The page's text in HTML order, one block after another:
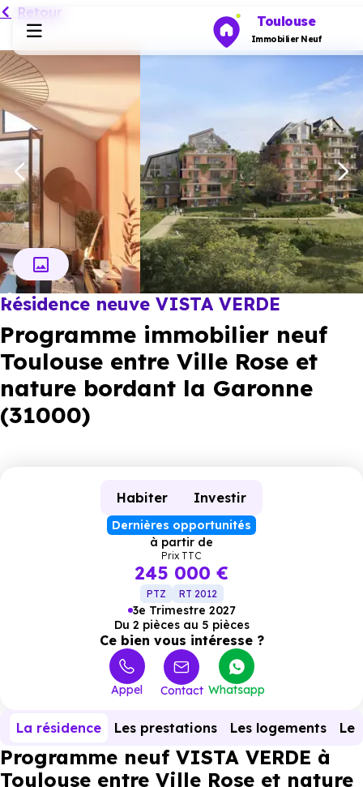
Toulouse
Immobilier Neuf
Programmes neufs
Habiter
Investir
Actualités
Ressources
Financer
Retour
Résidence neuve VISTA VERDE
Programme immobilier neuf
Toulouse entre Ville Rose et
nature bordant la Garonne
(31000)
Habiter Investir
Dernières opportunités
à partir de
Prix TTC
245 000 €
PTZ RT 2012
3e Trimestre 2027
Du 2 pièces au 5 pièces
Ce bien vous intéresse ?
Appel Contact Whatsapp
La résidence Les prestations Les logements Le
Programme neuf VISTA VERDE à
Toulouse entre Ville Rose et nature